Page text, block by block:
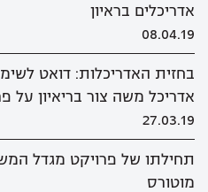
אדריכלים בראיון
08.04.19
בחזית האדריכלות: דואט
אדריכל משה צור בריאיון על
27.03.19
תחילתו של פרויקט מגדל
מוטורס